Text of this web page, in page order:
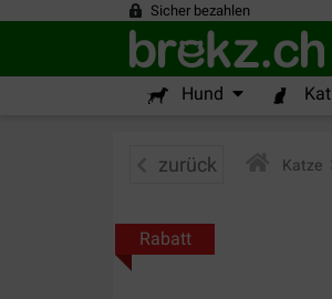
Sicher bezahlen
Hund Kat
zurück Katze
Rabatt